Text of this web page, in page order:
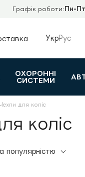
Графік роботи: Пн-
УкрРус
ОХОРОННІ
СИСТЕМИ
для коліс
коліс
популярністю